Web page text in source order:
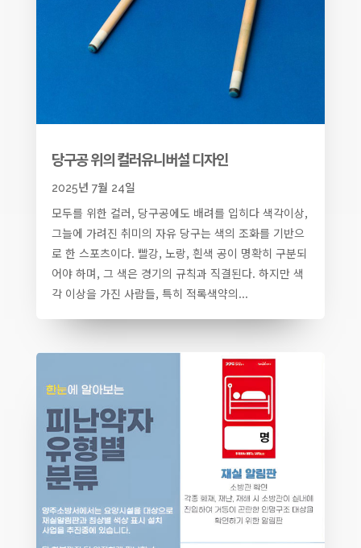
당구공 위의 컬러유니버설 디자인
2025년 7월 24일
모두를 위한 컬러, 당구공에도 배려를 입히다 색각이상,
그늘에 가려진 취미의 자유 당구는 색의 조화를 기반으
로 한 스포츠이다. 빨강, 노랑, 흰색 공이 명확히 구분되
어야 하며, 그 색은 경기의 규칙과 직결된다. 하지만 색
각 이상을 가진 사람들, 특히 적록색약의...